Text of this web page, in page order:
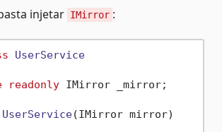
injetar IMirror :
UserService
readonly IMirror _mirror;
UserService(IMirror mirror)